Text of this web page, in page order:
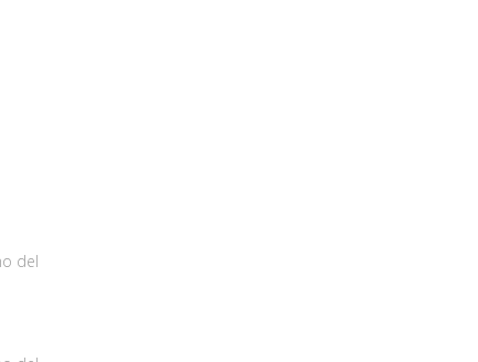
del